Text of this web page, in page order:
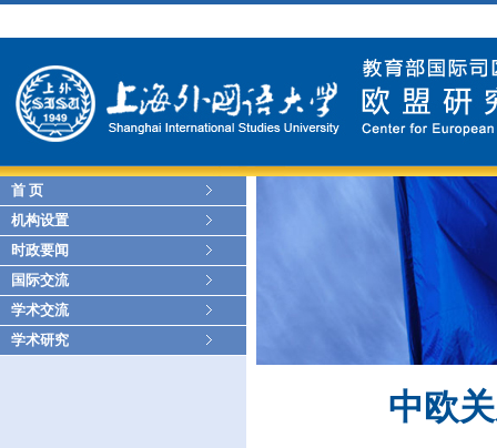
首 页
机构设置
时政要闻
国际交流
学术交流
学术研究
中欧